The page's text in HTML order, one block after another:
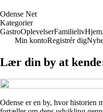
Odense Net
Kategorier
GastroOplevelserFamilielivHjem
Min kontoRegistrér dig
Lær din by at
Odense er en by, hvor historien